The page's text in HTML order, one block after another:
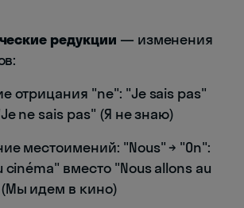
редукции — изменения
отрицания "ne": "Je sais pas"
ne sais pas" (Я не знаю)
местоимений: "Nous" → "On":
cinéma" вместо "Nous allons au
идем в кино)